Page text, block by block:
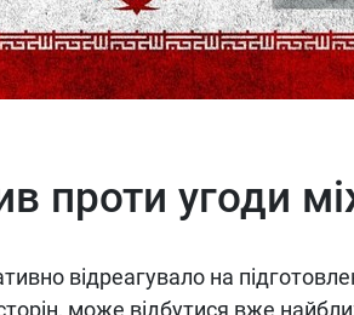
проти угоди
відреагувало на
може відбутися вже